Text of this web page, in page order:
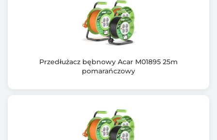
Informacje dodatkowe
wymiary (mm) dł. x szer. x wys.: 318 x 53 x 47,4
Przedłużacz bębnowy Acar M01895 25m
pomarańczowy